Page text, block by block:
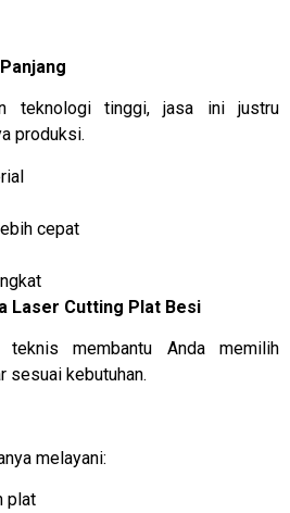
teknologi tinggi, jasa ini justru
produksi.
cepat
Laser Cutting Plat Besi
teknis membantu Anda memilih
sesuai kebutuhan.
melayani:
plat